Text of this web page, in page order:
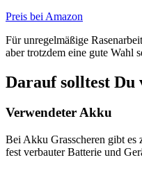
Preis bei Amazon
Für unregelmäßige
aber trotzdem eine gute Wahl
Darauf solltest Du
Verwendeter Akku
Bei Akku Grasscheren gibt
fest verbauter Batterie und